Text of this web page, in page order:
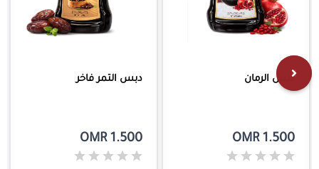
دبس التمر فاخر
OMR 1.500
دبس الرمان
OMR 1.500